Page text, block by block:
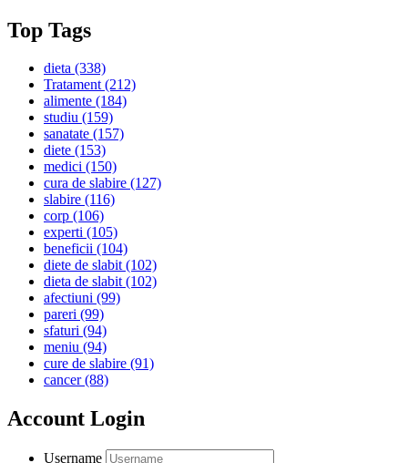
Top Tags
dieta (338)
Tratament(212)
alimente (184)
studiu (159)
sanatate (157)
diete (153)
medici (150)
cura de slabire (127)
slabire (116)
corp (106)
experti (105)
beneficii (104)
diete de slabit(102)
dieta de slabit(102)
afectiuni (99)
pareri (99)
sfaturi (94)
meniu (94)
cure de slabire (91)
cancer(88)
Account Login
Username